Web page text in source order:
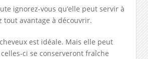
ignorez-vous qu’elle peut servir à
avantage à découvrir.
est idéale. Mais elle peut
celles-ci se conserveront fraîche